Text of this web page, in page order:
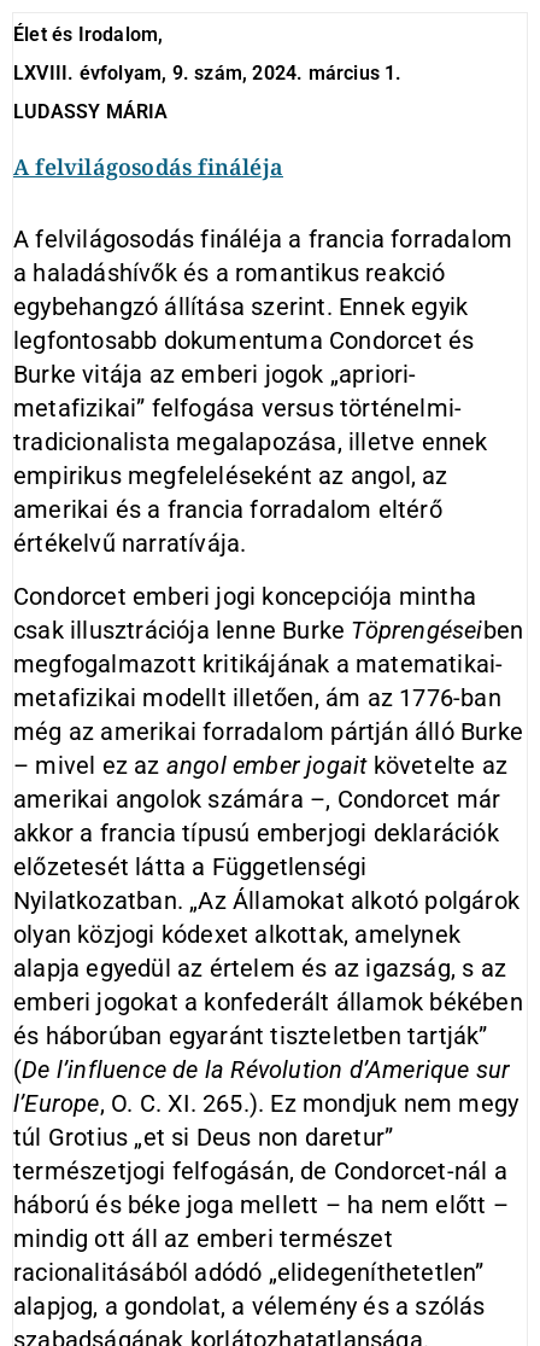
Élet és Irodalom,
LXVIII. évfolyam, 9. szám, 2024. március 1.
LUDASSY MÁRIA
A felvilágosodás fináléja
A felvilágosodás fináléja a francia forradalom
a haladáshívők és a romantikus reakció
egybehangzó állítása szerint. Ennek egyik
legfontosabb dokumentuma Condorcet és
Burke vitája az emberi jogok „apriori-
metafizikai” felfogása versus történelmi-
tradicionalista megalapozása, illetve ennek
empirikus megfeleléseként az angol, az
amerikai és a francia forradalom eltérő
értékelvű narratívája.
Condorcet emberi jogi koncepciója mintha
csak illusztrációja lenne Burke Töprengéseiben
megfogalmazott kritikájának a matematikai-
metafizikai modellt illetően, ám az 1776-ban
még az amerikai forradalom pártján álló Burke
– mivel ez az angol ember jogaitkövetelte az
amerikai angolok számára –, Condorcet már
akkor a francia típusú emberjogi deklarációk
előzetesét látta a Függetlenségi
Nyilatkozatban. „Az Államokat alkotó polgárok
olyan közjogi kódexet alkottak, amelynek
alapja egyedül az értelem és az igazság, s az
emberi jogokat a konfederált államok békében
és háborúban egyaránt tiszteletben tartják”
(De l’influence de la Révolution d’Amerique sur
l’Europe, O. C. XI. 265.). Ez mondjuk nem megy
túl Grotius „et si Deus non daretur”
természetjogi felfogásán, de Condorcet-nál a
háború és béke joga mellett – ha nem előtt –
mindig ott áll az emberi természet
racionalitásából adódó „elidegeníthetetlen”
alapjog, a gondolat, a vélemény és a szólás
szabadságának korlátozhatatlansága.